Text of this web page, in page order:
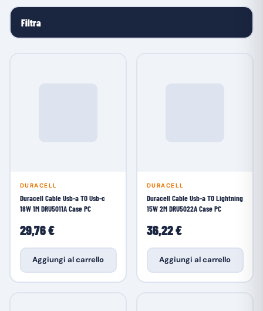
Filtra
DURACELL
Duracell Cable Usb-a TO Usb-c
18W 1M DRU5011A Case PC
29,76 €
Aggiungi al carrello
DURACELL
Duracell Cable Usb-a TO Lightning
15W 2M DRU5022A Case PC
36,22 €
Aggiungi al carrello